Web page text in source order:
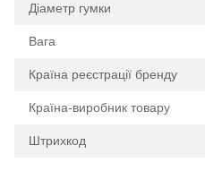
Діаметр гумки
Вага
Країна реєстрації бренду
Країна-виробник товару
Штрихкод